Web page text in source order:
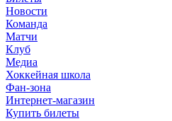
Новости
Команда
Матчи
Клуб
Медиа
Хоккейная школа
Фан-зона
Интернет-магазин
Купить билеты